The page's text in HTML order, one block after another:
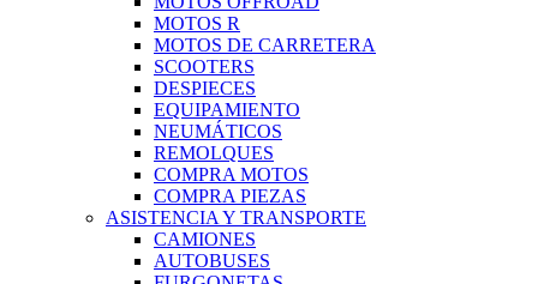
MOTOS R
MOTOS DE CARRETERA
SCOOTERS
DESPIECES
EQUIPAMIENTO
NEUMÁTICOS
REMOLQUES
COMPRA MOTOS
COMPRA PIEZAS
ASISTENCIA Y TRANSPORTE
CAMIONES
AUTOBUSES